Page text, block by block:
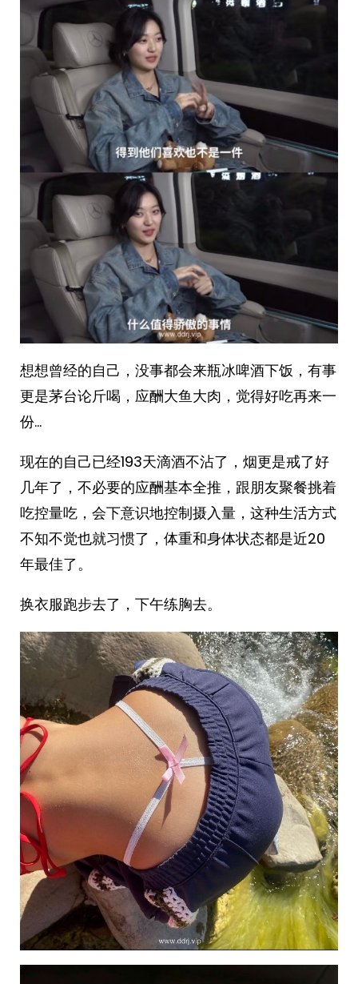
想想曾经的自己，没事都会来瓶冰啤酒下饭，有事
更是茅台论斤喝，应酬大鱼大肉，觉得好吃再来一
份…
现在的自己已经193天滴酒不沾了，烟更是戒了好
几年了，不必要的应酬基本全推，跟朋友聚餐挑着
吃控量吃，会下意识地控制摄入量，这种生活方式
不知不觉也就习惯了，体重和身体状态都是近20
年最佳了。
换衣服跑步去了，下午练胸去。